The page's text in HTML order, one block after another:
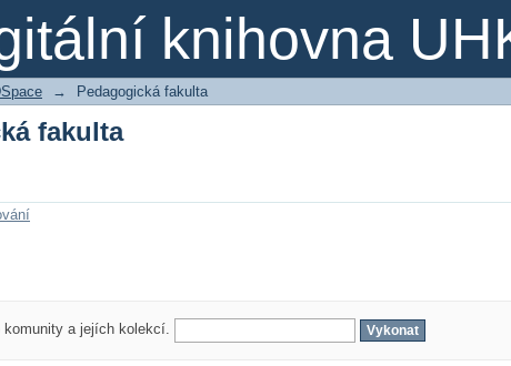
knihovna
fakulta
→ Pedagogická fakulta
fakulta
komunity a jejích kolekcí.